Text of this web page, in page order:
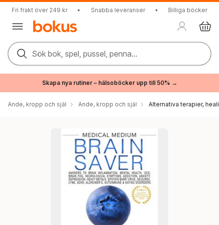
Fri frakt över 249 kr • Snabba leveranser • Billiga böcker
Sök bok, spel, pussel, penna...
Skapa nya rutiner – hälsoböcker upp till 50% →
Ande, kropp och själ Ande, kropp och själ Alternativa terapier,